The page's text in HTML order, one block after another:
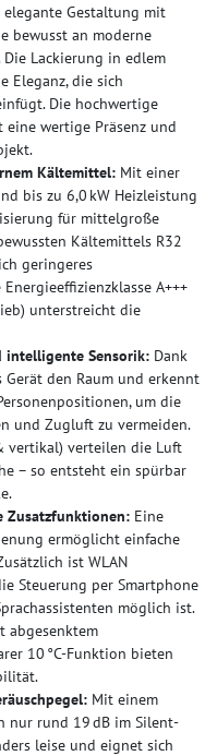
Gestaltung mit
bewusst an moderne
Lackierung in edlem
Eleganz, die sich
Die hochwertige
wertige Präsenz und
Kältemittel: Mit einer
bis zu 6,0 kW Heizleistung
für mittelgroße
Kältemittels R32
geringeres
A+++
unterstreicht die
Sensorik: Dank
Gerät den Raum und erkennt
um die
und Zugluft zu vermeiden.
vertikal) verteilen die Luft
– so entsteht ein spürbar
Zusatzfunktionen: Eine
ermöglicht einfache
ist WLAN
Steuerung per Smartphone
möglich ist.
abgesenktem
10 °C‑Funktion bieten
Mit einem
nur rund 19 dB im Silent-
leise und eignet sich